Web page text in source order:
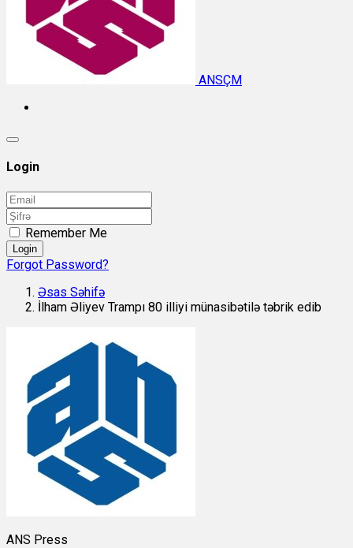
ANSÇM
Login
Remember Me
Login
Forgot Password?
Əsas Səhifə
İlham Əliyev Trampı 80 illiyi münasibətilə təbrik edib
ANS Press